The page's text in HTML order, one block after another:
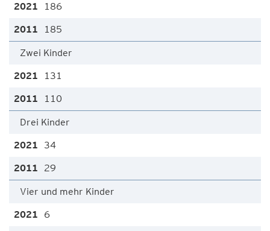
186
185
Zwei Kinder
131
110
Drei Kinder
34
29
Vier und mehr Kinder
6